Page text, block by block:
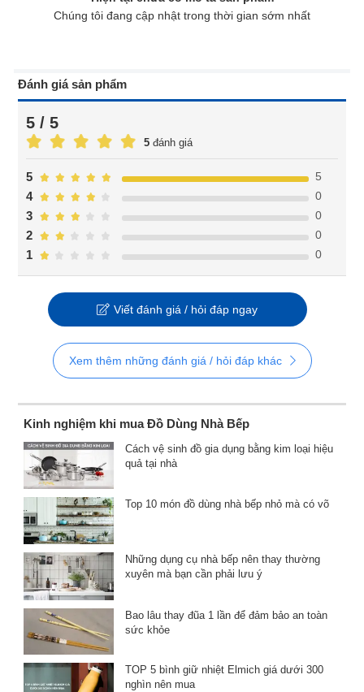
Chúng tôi đang cập nhật trong thời gian sớm nhất
Đánh giá sản phẩm
5 / 5
5 đánh giá
1 0
2 0
3 0
4 0
5 5
Viết đánh giá / hỏi đáp ngay
Xem thêm những đánh giá / hỏi đáp khác
Kinh nghiệm khi mua Đồ Dùng Nhà Bếp
Cách vệ sinh đồ gia dụng bằng kim loại hiệu
quả tại nhà
Top 10 món đồ dùng nhà bếp nhỏ mà có võ
Những dụng cụ nhà bếp nên thay thường
xuyên mà bạn cần phải lưu ý
Bao lâu thay đũa 1 lần để đảm bảo an toàn
sức khỏe
TOP 5 bình giữ nhiệt Elmich giá dưới 300
nghìn nên mua